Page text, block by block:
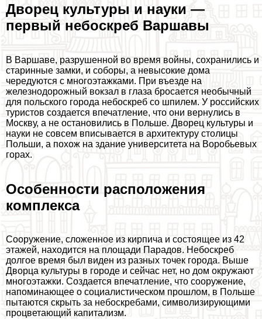
Дворец культуры и науки —
первый небоскреб Варшавы
В Варшаве, разрушенной во время войны, сохранились и
старинные замки, и соборы, а невысокие дома
чередуются с многоэтажками. При въезде на
железнодорожный вокзал в глаза бросается необычный
для польского города небоскреб со шпилем. У российских
туристов создается впечатление, что они вернулись в
Москву, а не остановились в Польше. Дворец культуры и
науки не совсем вписывается в архитектуру столицы
Польши, а похож на здание университета на Воробьевых
горах.
Особенности расположения
комплекса
Сооружение, сложенное из кирпича и состоящее из 42
этажей, находится на площади Парадов. Небоскреб
долгое время был виден из разных точек города. Выше
Дворца культуры в городе и сейчас нет, но дом окружают
многоэтажки. Создается впечатление, что сооружение,
напоминающее о социалистическом прошлом, в Польше
пытаются скрыть за небоскребами, символизирующими
процветающий капитализм.